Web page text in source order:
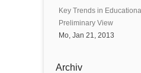
Key Trends in
Preliminary View
Mo, Jan 21, 2013
Archiv